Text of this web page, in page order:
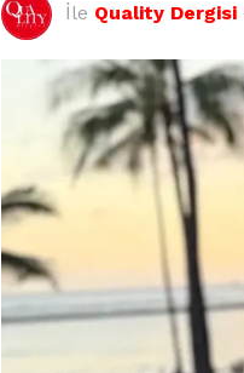
İle Quality Dergisi